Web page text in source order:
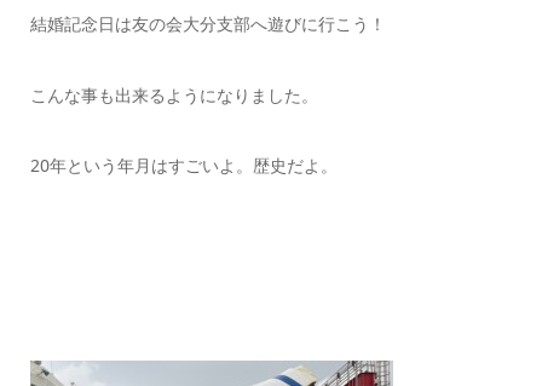
結婚記念日は友の会大分支部へ遊びに行こう！
こんな事も出来るようになりました。
20年という年月はすごいよ。歴史だよ。